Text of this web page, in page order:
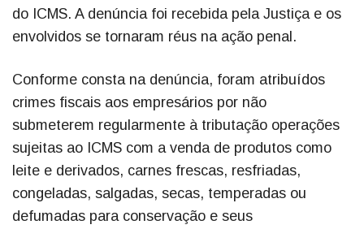
do ICMS. A denúncia foi recebida pela Justiça e os
envolvidos se tornaram réus na ação penal.
Conforme consta na denúncia, foram atribuídos
crimes fiscais aos empresários por não
submeterem regularmente à tributação operações
sujeitas ao ICMS com a venda de produtos como
leite e derivados, carnes frescas, resfriadas,
congeladas, salgadas, secas, temperadas ou
defumadas para conservação e seus